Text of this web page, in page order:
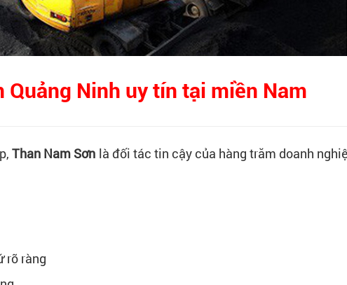
Ninh uy tín tại miền Nam
Than Nam Sơn là đối tác tin cậy của hàng trăm doanh
rõ ràng